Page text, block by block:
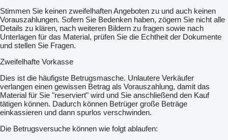
Stimmen Sie keinen zweifelhaften Angeboten zu und auch keinen
Vorauszahlungen. Sofern Sie Bedenken haben, zögern Sie nicht alle
Details zu klären, nach weiteren Bildern zu fragen sowie nach
Unterlagen für das Material, prüfen Sie die Echtheit der Dokumente
und stellen Sie Fragen.
Zweifelhafte Vorkasse
Dies ist die häufigste Betrugsmasche. Unlautere Verkäufer
verlangen einen gewissen Betrag als Vorauszahlung, damit das
Material für Sie "reserviert" wird und Sie anschließend den Kauf
tätigen können. Dadurch können Betrüger große Beträge
einkassieren und dann spurlos verschwinden.
Die Betrugsversuche können wie folgt ablaufen: